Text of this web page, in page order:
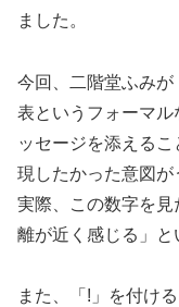
ました。
今回、二階堂ふみ
表というフォーマル
ッセージを添える
現したかった意図が
実際、この数字を
離が近く感じる」と
また、「!」を付け